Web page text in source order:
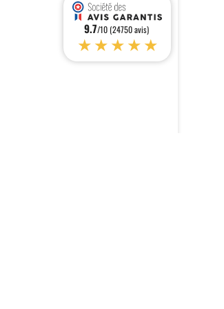
vos préférences pour
9.7/10 (24750 avis)
★★★★★